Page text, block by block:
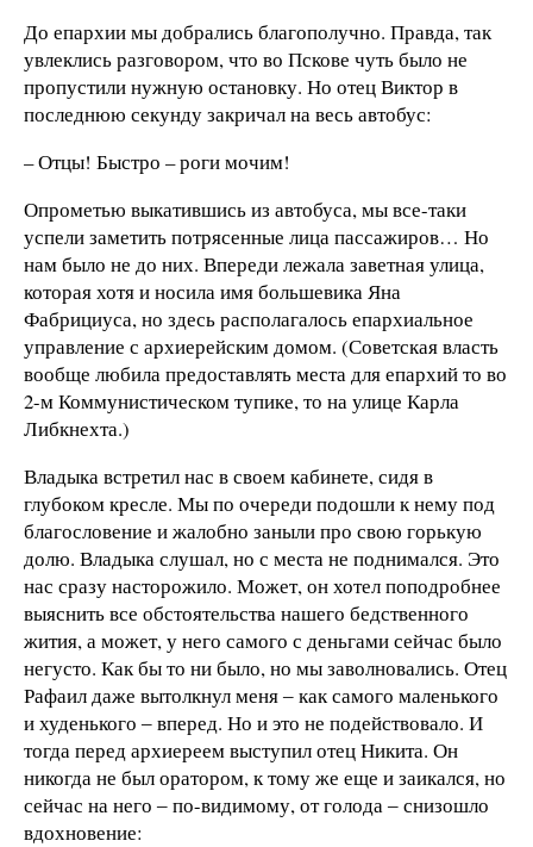
До епархии мы добрались благополучно. Правда, так
увлеклись разговором, что во Пскове чуть было не
пропустили нужную остановку. Но отец Виктор в
последнюю секунду закричал на весь автобус:
– Отцы! Быстро – роги мочим!
Опрометью выкатившись из автобуса, мы все-таки
успели заметить потрясенные лица пассажиров… Но
нам было не до них. Впереди лежала заветная улица,
которая хотя и носила имя большевика Яна
Фабрициуса, но здесь располагалось епархиальное
управление с архиерейским домом. (Советская власть
вообще любила предоставлять места для епархий то во
2-м Коммунистическом тупике, то на улице Карла
Либкнехта.)
Владыка встретил нас в своем кабинете, сидя в
глубоком кресле. Мы по очереди подошли к нему под
благословение и жалобно заныли про свою горькую
долю. Владыка слушал, но с места не поднимался. Это
нас сразу насторожило. Может, он хотел поподробнее
выяснить все обстоятельства нашего бедственного
жития, а может, у него самого с деньгами сейчас было
негусто. Как бы то ни было, но мы заволновались. Отец
Рафаил даже вытолкнул меня ‒ как самого маленького
и худенького ‒ вперед. Но и это не подействовало. И
тогда перед архиереем выступил отец Никита. Он
никогда не был оратором, к тому же еще и заикался, но
сейчас на него ‒ по-видимому, от голода ‒ снизошло
вдохновение: